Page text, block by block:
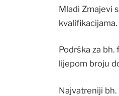
Mladi Zmajevi
kvalifikacijama.
Podrška za
lijepom broju
Najvatreniji